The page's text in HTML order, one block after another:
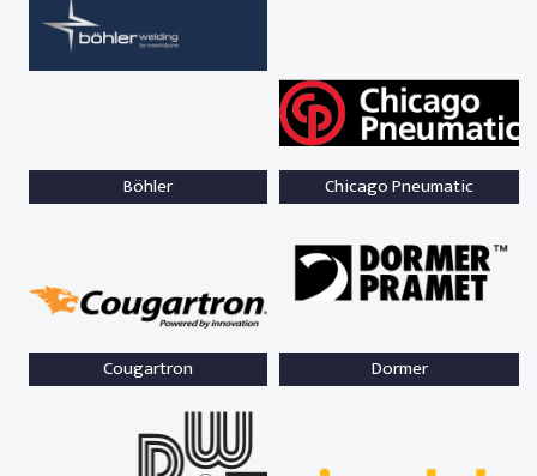
Böhler Chicago Pneumatic
Cougartron Dormer